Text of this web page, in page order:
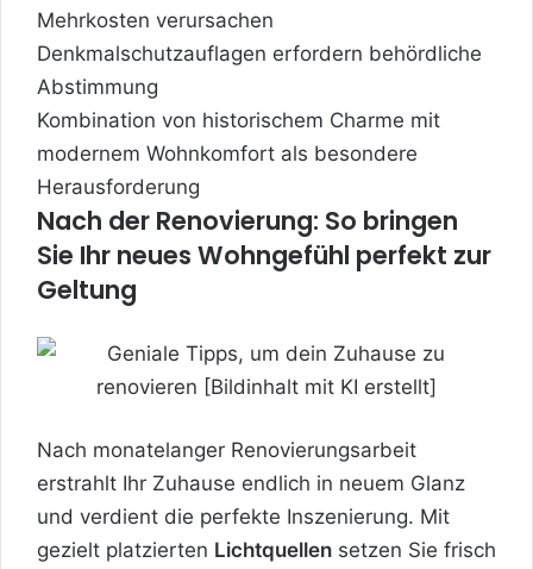
Mehrkosten verursachen
Denkmalschutzauflagen erfordern behördliche
Abstimmung
Kombination von historischem Charme mit
modernem Wohnkomfort als besondere
Herausforderung
Nach der Renovierung: So bringen
Sie Ihr neues Wohngefühl perfekt zur
Geltung
Nach monatelanger Renovierungsarbeit
erstrahlt Ihr Zuhause endlich in neuem Glanz
und verdient die perfekte Inszenierung. Mit
gezielt platzierten Lichtquellen setzen Sie frisch